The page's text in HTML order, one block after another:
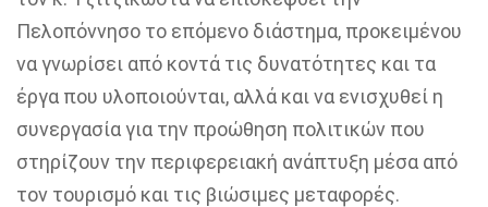
Πελοπόννησο το επόμενο διάστημα, προκειμένου
να γνωρίσει από κοντά τις δυνατότητες και τα
έργα που υλοποιούνται, αλλά και να ενισχυθεί η
συνεργασία για την προώθηση πολιτικών που
στηρίζουν την περιφερειακή ανάπτυξη μέσα από
τον τουρισμό και τις βιώσιμες μεταφορές.